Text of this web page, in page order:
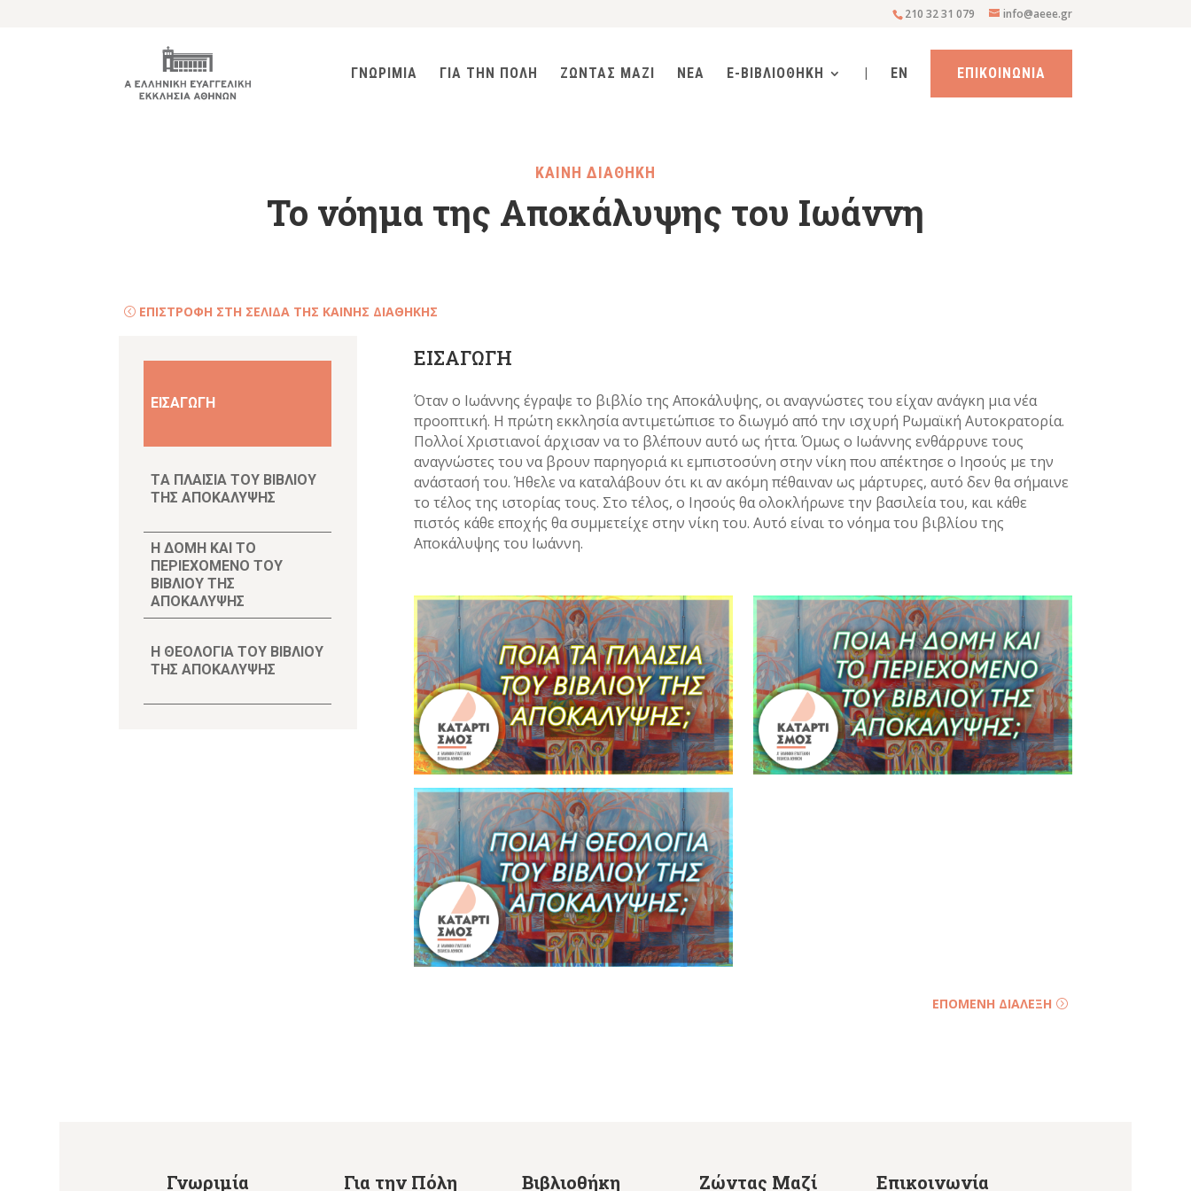
210 32 31 079 info@aeee.gr
ΓΝΩΡΙΜΙΑ ΓΙΑ ΤΗΝ ΠΟΛΗ ΖΩΝΤΑΣ ΜΑΖΙ ΝΕΑ E-ΒΙΒΛΙΟΘΗΚΗ | EN ΕΠΙΚΟΙΝΩΝΙΑ
ΚΑΙΝΗ ΔΙΑΘΗΚΗ
To νόημα της Αποκάλυψης του Ιωάννη
ΕΠΙΣΤΡΟΦΗ ΣΤΗ ΣΕΛΙΔΑ ΤΗΣ ΚΑΙΝΗΣ ΔΙΑΘΗΚΗΣ
ΕΙΣΑΓΩΓΗ
ΤA ΠΛΑΙΣΙΑ ΤΟΥ ΒΙΒΛΙΟΥ
ΤΗΣ ΑΠΟΚΑΛΥΨΗΣ
Η ΔΟΜΗ ΚΑΙ ΤΟ
ΠΕΡΙΕΧΟΜΕΝΟ ΤΟΥ
ΒΙΒΛΙΟΥ ΤΗΣ
ΑΠΟΚΑΛΥΨΗΣ
Η ΘΕΟΛΟΓΙΑ ΤΟΥ ΒΙΒΛΙΟΥ
ΤΗΣ ΑΠΟΚΑΛΥΨΗΣ
ΕΙΣΑΓΩΓΗ
Όταν ο Ιωάννης έγραψε το βιβλίο της Αποκάλυψης, οι αναγνώστες του είχαν ανάγκη μια νέα
προοπτική. Η πρώτη εκκλησία αντιμετώπισε το διωγμό από την ισχυρή Ρωμαϊκή Αυτοκρατορία.
Πολλοί Χριστιανοί άρχισαν να το βλέπουν αυτό ως ήττα. Όμως ο Ιωάννης ενθάρρυνε τους
αναγνώστες του να βρουν παρηγοριά κι εμπιστοσύνη στην νίκη που απέκτησε ο Ιησούς με την
ανάστασή του. Ήθελε να καταλάβουν ότι κι αν ακόμη πέθαιναν ως μάρτυρες, αυτό δεν θα σήμαινε
το τέλος της ιστορίας τους. Στο τέλος, ο Ιησούς θα ολοκλήρωνε την βασιλεία του, και κάθε
πιστός κάθε εποχής θα συμμετείχε στην νίκη του. Αυτό είναι το νόημα του βιβλίου της
Αποκάλυψης του Ιωάννη.
ΕΠΟΜΕΝΗ ΔΙΑΛΕΞΗ
Γνωριμία Για την Πόλη Βιβλιοθήκη Ζώντας Μαζί Επικοινωνία